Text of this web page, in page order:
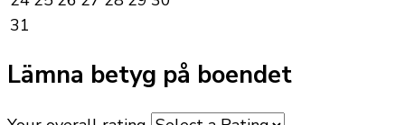
31
Lämna betyg på boendet